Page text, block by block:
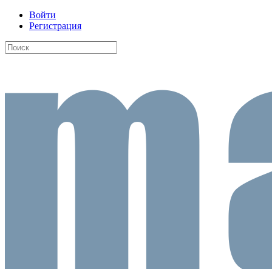
Войти
Регистрация